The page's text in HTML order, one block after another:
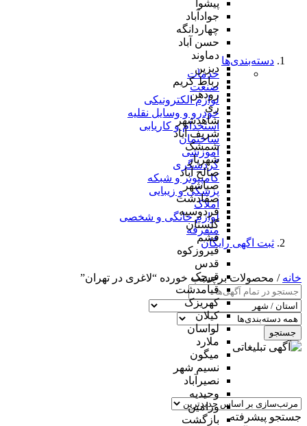
پیشوا
جوادآباد
چهاردانگه
حسن آباد
دماوند
دیزین
رباط کریم
رودهن
ری
شاهدشهر
شریف آباد
شمشک
شهریار
صالح آباد
صباشهر
صفادشت
فردوسیه
گلستان
فشم
فیروزکوه
قدس
قرچک
قیامدشت
کهریزک
کیلان
لواسان
ملارد
میگون
نسیم شهر
نصیرآباد
وحیدیه
ورامین
بازگشت
دسته‌بندی‌ها
خدمات
صنعت
لوازم الکترونیکی
خودرو و وسایل نقلیه
استخدام و کاریابی
ساختمان
آموزشی
گردشگری
کامپیوتر و شبکه
پزشکی و زیبایی
املاک
لوازم خانگی و شخصی
متفرقه
ثبت اگهی رایگان
خانه / محصولات برچسب خورده “لاغری در تهران”
جستجو
جستجو پیشرفته